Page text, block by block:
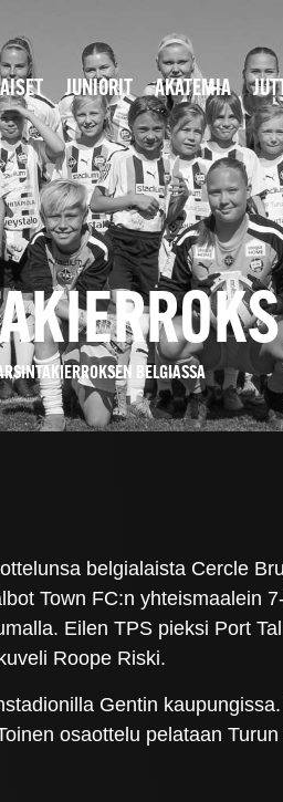
JUNIORIT AKATEMIA
BELGIASSA
belgialaista Cercle
Town FC:n yhteismaalein
Eilen TPS pieksi Port
Roope Riski.
Gentin
osaottelu pelataan